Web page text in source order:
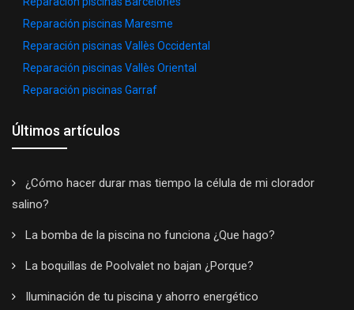
Reparación piscinas Maresme
Reparación piscinas Vallès Occidental
Reparación piscinas Vallès Oriental
Reparación piscinas Garraf
Últimos artículos
¿Cómo hacer durar mas tiempo la célula de mi clorador
salino?
La bomba de la piscina no funciona ¿Que hago?
La boquillas de Poolvalet no bajan ¿Porque?
Iluminación de tu piscina y ahorro energético